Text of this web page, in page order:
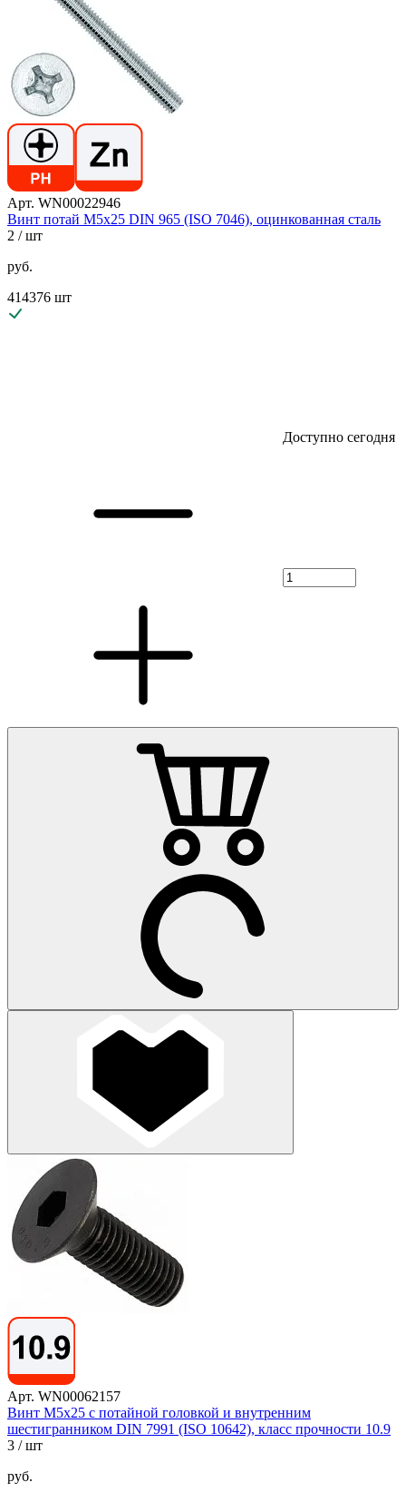
Арт. WN00022946
Винт потай М5х25 DIN 965 (ISO 7046), оцинкованная сталь
2 / шт
руб.
414376 шт
Доступно сегодня
Арт. WN00062157
Винт М5х25 с потайной головкой и внутренним
шестигранником DIN 7991 (ISO 10642), класс прочности 10.9
3 / шт
руб.